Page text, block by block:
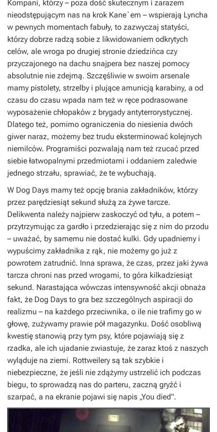
Kompani, którzy – poza dość skutecznym i zarazem
nieodstępującym nas na krok Kane`em – wspierają Lyncha
w pewnych momentach fabuły, to zazwyczaj statyści,
którzy dobrze radzą sobie z likwidowaniem odkrytych
celów, ale wroga po drugiej stronie dziedzińca czy
przyczajonego na dachu snajpera bez naszej pomocy
absolutnie nie zdejmą. Szczęśliwie w swoim arsenale
mamy pistolety, strzelby i plujące amunicją karabiny, a od
czasu do czasu wpada nam też w ręce podrasowane
wyposażenie chłopaków z brygady antyterrorystycznej.
Dlatego też, pomimo ograniczenia do niesienia dwóch
giwer naraz, możemy bez trudu eksterminować kolejnych
niemilców. Programiści pozwalają nam też rzucać przed
siebie łatwopalnymi przedmiotami i oddaniem zaledwie
jednego strzału, sprawiać, że te wybuchają.
W Dog Days mamy też opcję brania zakładników, którzy
przez parędziesiąt sekund służą za żywe tarcze.
Delikwenta należy najpierw zaskoczyć od tyłu, a potem –
przytrzymując za gardło i przedzierając się z nim do przodu
– uważać, by samemu nie dostać kulki. Gdy upadniemy i
wypuścimy zakładnika z rąk, nie możemy go już z
powrotem zatrudnić. Inna sprawa, że czas, przez jaki żywa
tarcza chroni nas przed wrogami, to góra kilkadziesiąt
sekund. Narastająca wówczas intensywność akcji obnaża
fakt, że Dog Days to gra bez szczególnych aspiracji do
realizmu – na każdego przeciwnika, o ile nie trafimy go w
głowę, zużywamy prawie pół magazynku. Dość osobliwą
kwestię stanowią przy tym psy, które pojawiają się z
rzadka, ale ich ujadanie zwiastuje, że zaraz ktoś z naszych
wyląduje na ziemi. Rottweilery są tak szybkie i
niebezpieczne, że jeśli nie zdążymy ustrzelić ich podczas
biegu, to sprowadzą nas do parteru, zaczną gryźć i
szarpać, a na ekranie pojawi się napis „You died”.